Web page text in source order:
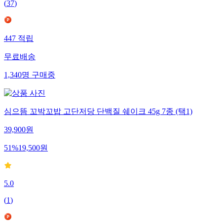
(37)
447적립
무료배송
1,340명구매중
심으뜸 꼬박꼬밥 고단저당 단백질 쉐이크 45g 7종 (택1)
39,900원
51%19,500원
5.0
(1)